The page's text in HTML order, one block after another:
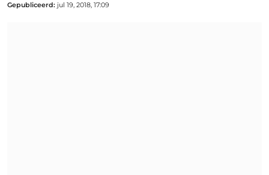
Gepubliceerd: jul 19, 2018, 17:09